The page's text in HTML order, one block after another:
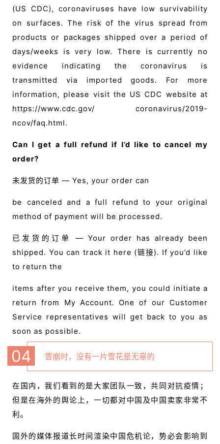
(US CDC), coronaviruses have low survivability
on surfaces. The risk of the virus spread from
products or packages shipped over a period of
days/weeks is very low. There is currently no
evidence indicating the coronavirus is
transmitted via imported goods. For more
information, please visit the US CDC website at
https://www.cdc.gov/ coronavirus/2019-
ncov/faq.html.
Can I get a full refund if I’d like to cancel my
order?
未发货的订单 — Yes, your order can
be canceled and a full refund to your original
method of payment will be processed.
已发货的订单 — Your order has already been
shipped. You can track it here (链接). If you’d like
to return the
items after you receive them, you could initiate a
return from My Account. One of our Customer
Service representatives will get back to you as
soon as possible.
04 雪崩时，没有一片雪花是无辜的
在国内，我们看到的是大家团队一致，共同对抗疫情；
但是在海外的舆论上，一切都对中国及中国卖家非常不
利。
国外的媒体报道长时间渲染中国危机论，势必会影响到